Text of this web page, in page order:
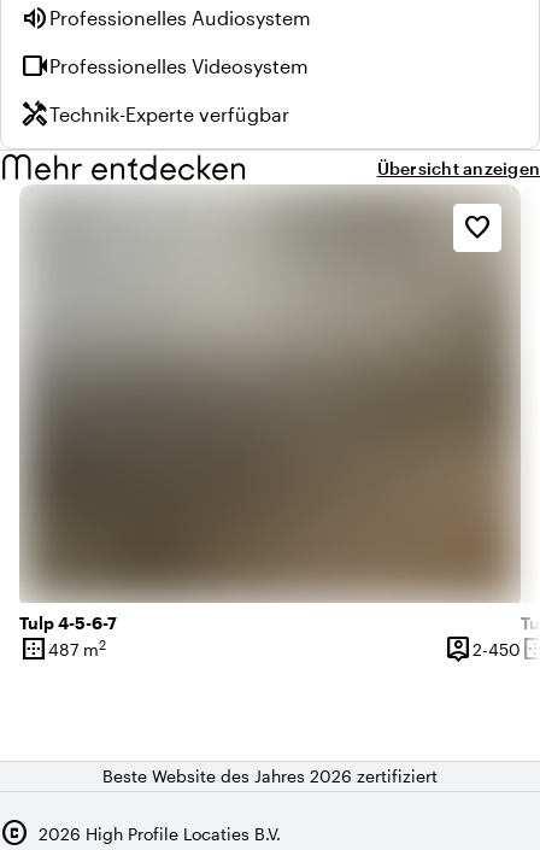
volume_up Professionelles Audiosystem
videocamProfessionelles Videosystem
handymanTechnik-Experte verfügbar
Mehr entdecken Übersicht anzeigen
Tulp 4-5-6-7
border_outer
Oberfläche
487 m2 person_pin
Kapazität
2-450
favorite_border
Beste Website des Jahres 2026 zertifiziert
copyright 2026 High Profile Locaties B.V.